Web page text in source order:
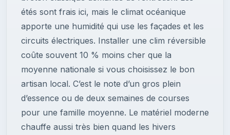
étés sont frais ici, mais le climat océanique
apporte une humidité qui use les façades et les
circuits électriques. Installer une clim réversible
coûte souvent 10 % moins cher que la
moyenne nationale si vous choisissez le bon
artisan local. C’est le note d’un gros plein
d’essence ou de deux semaines de courses
pour une famille moyenne. Le matériel moderne
chauffe aussi très bien quand les hivers